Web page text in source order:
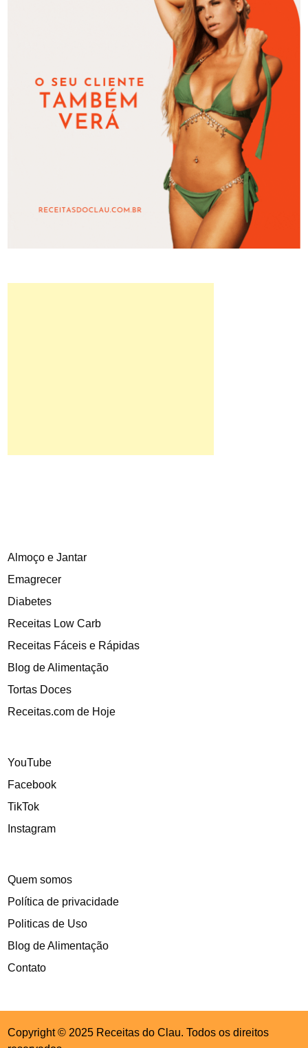
Almoço e Jantar
Emagrecer
Diabetes
Receitas Low Carb
Receitas Fáceis e Rápidas
Blog de Alimentação
Tortas Doces
Receitas.com de Hoje
YouTube
Facebook
TikTok
Instagram
Quem somos
Política de privacidade
Politicas de Uso
Blog de Alimentação
Contato
Copyright © 2025 Receitas do Clau. Todos os direitos